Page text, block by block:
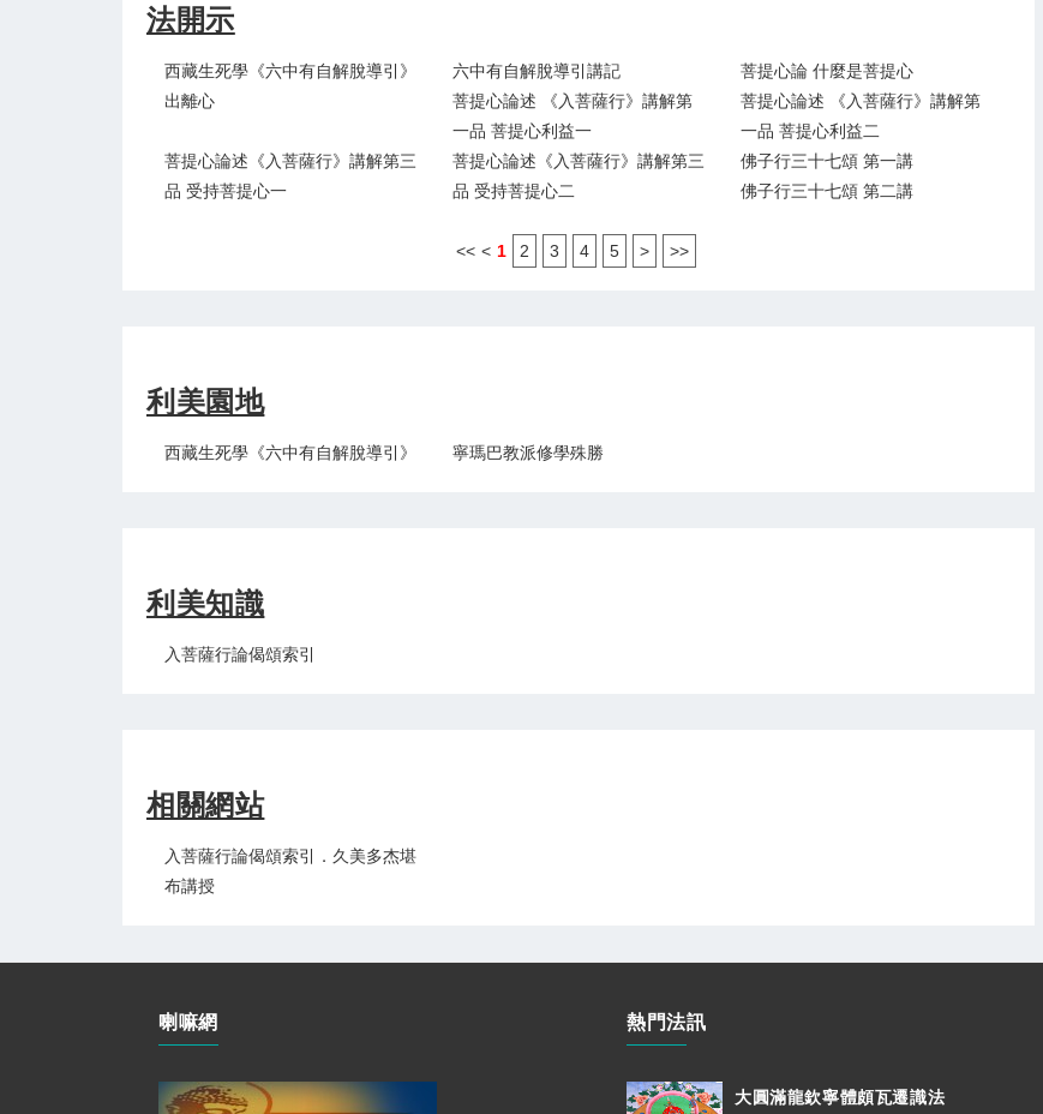
法開示
西藏生死學《六中有自解脫導引》
出離心
六中有自解脫導引講記
菩提心論 什麼是菩提心
菩提心論述 《入菩薩行》講解第
一品 菩提心利益一
菩提心論述 《入菩薩行》講解第
一品 菩提心利益二
菩提心論述《入菩薩行》講解第三
品 受持菩提心一
菩提心論述《入菩薩行》講解第三
品 受持菩提心二
佛子行三十七頌 第一講
佛子行三十七頌 第二講
<< < 1 2 3 4 5 > >>
利美園地
西藏生死學《六中有自解脫導引》 寧瑪巴教派修學殊勝
利美知識
入菩薩行論偈頌索引
相關網站
入菩薩行論偈頌索引．久美多杰堪
布講授
喇嘛網 熱門法訊
大圓滿龍欽寧體頗瓦遷識法